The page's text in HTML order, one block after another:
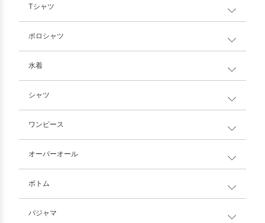
Tシャツ
ポロシャツ
水着
シャツ
ワンピース
オーバーオール
ボトム
パジャマ